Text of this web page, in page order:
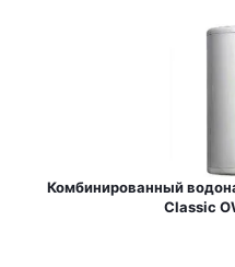
Комбинированный
Classic